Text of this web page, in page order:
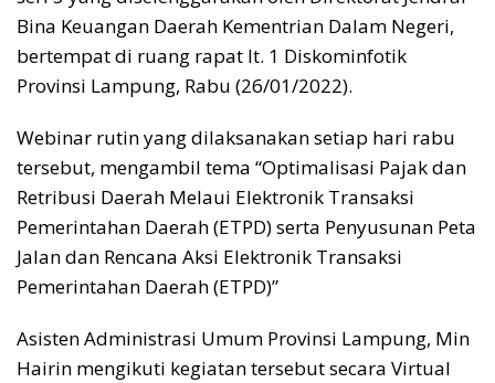
Bina Keuangan Daerah Kementrian Dalam Negeri,
bertempat di ruang rapat lt. 1 Diskominfotik
Provinsi Lampung, Rabu (26/01/2022).
Webinar rutin yang dilaksanakan setiap hari rabu
tersebut, mengambil tema “Optimalisasi Pajak dan
Retribusi Daerah Melaui Elektronik Transaksi
Pemerintahan Daerah (ETPD) serta Penyusunan Peta
Jalan dan Rencana Aksi Elektronik Transaksi
Pemerintahan Daerah (ETPD)”
Asisten Administrasi Umum Provinsi Lampung, Min
Hairin mengikuti kegiatan tersebut secara Virtual